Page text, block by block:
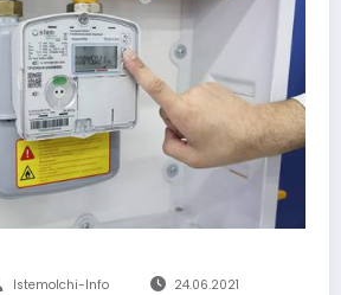
Istemolchi-Info 24.06.2021